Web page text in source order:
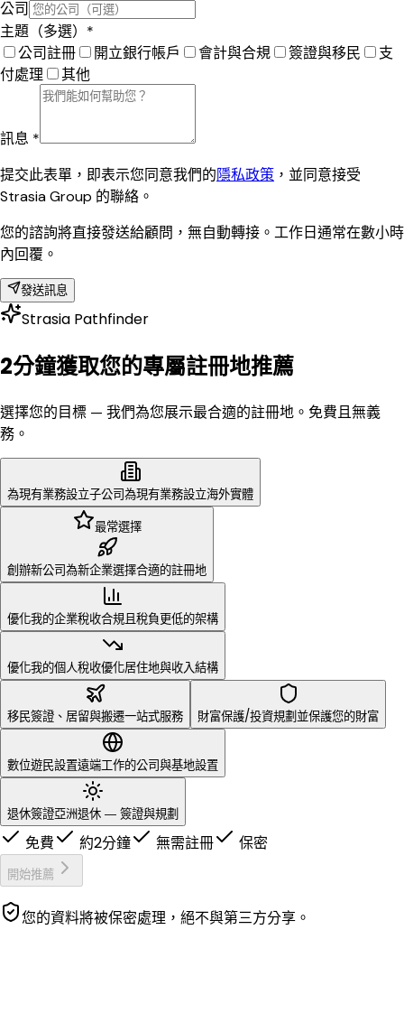
公司
主題（多選）*
公司註冊
開立銀行帳戶 會計與合規 簽證與移民
支
付處理
其他
訊息 *
提交此表單，即表示您同意我們的隱私政策 ，並同意接受
Strasia Group 的聯絡。
您的諮詢將直接發送給顧問，無自動轉接。工作日通常在數小時
內回覆。
發送訊息
Strasia Pathfinder
2分鐘獲取您的專屬註冊地推薦
選擇您的目標 — 我們為您展示最合適的註冊地。免費且無義
務。
為現有業務設立子公司為現有業務設立海外實體
最常選擇
創辦新公司為新企業選擇合適的註冊地
優化我的企業稅收合規且稅負更低的架構
優化我的個人稅收優化居住地與收入結構
移民簽證、居留與搬遷一站式服務 財富保護/投資規劃並保護您的財富
數位遊民設置遠端工作的公司與基地設置
退休簽證亞洲退休 — 簽證與規劃
免費 約2分鐘 無需註冊 保密
開始推薦
您的資料將被保密處理，絕不與第三方分享。